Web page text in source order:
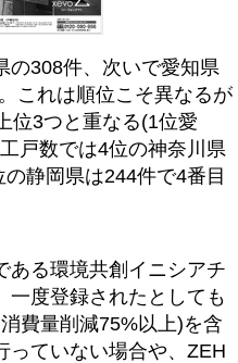
の308件、次いで愛知県
これは順位こそ異なるが
位3つと重なる(1位愛
戸数では4位の神奈川県
静岡県は244件で4番目
ある環境共創イニシアチ
一度登録されたとしても
費量削減75%以上)を含
っていない場合や、ZEH